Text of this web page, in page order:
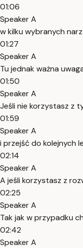
01:06
Speaker A
w kilku wybranych
01:27
Speaker A
Tu jednak ważna
01:50
Speaker A
Jeśli nie korzystasz z
01:59
Speaker A
i przejść do kolejnych
02:14
Speaker A
A jeśli korzystasz z
02:25
Speaker A
Tak jak w przypadku
02:42
Speaker A